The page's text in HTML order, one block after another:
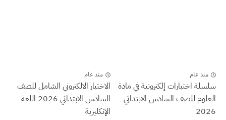
منذ عام
سلسلة اختبارات إلكترونية في مادة
العلوم للصف السادس الابتدائي
2026
منذ عام
الاختبار الالكتروني الشامل للصف
السادس الابتدائي 2026 اللغة
الإنكليزية